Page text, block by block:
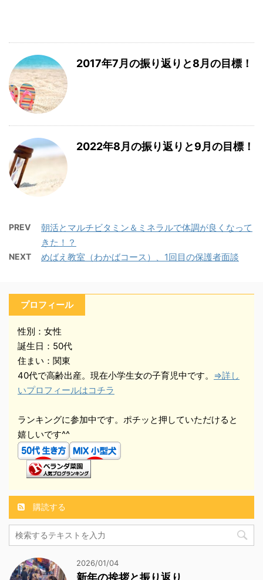
2017年7月の振り返りと8月の目標！
2022年8月の振り返りと9月の目標！
PREV
朝活とマルチビタミン＆ミネラルで体調が良くなって
きた！？
NEXT めばえ教室（わかばコース）、1回目の保護者面談
プロフィール
性別：女性
誕生日：50代
住まい：関東
40代で高齢出産。現在小学生女の子育児中です。 ⇒詳し
いプロフィールはコチラ
ランキングに参加中です。ポチッと押していただけると
嬉しいです^^
購読する
2026/01/04
新年の挨拶と振り返り